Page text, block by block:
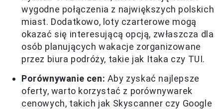
wygodne połączenia z największych polskich
miast. Dodatkowo, loty czarterowe mogą
okazać się interesującą opcją, zwłaszcza dla
osób planujących wakacje zorganizowane
przez biura podróży, takie jak Itaka czy TUI.
Porównywanie cen: Aby zyskać najlepsze
oferty, warto korzystać z porównywarek
cenowych, takich jak Skyscanner czy Google